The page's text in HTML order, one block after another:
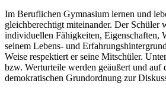
Im Beruflichen Gymnasium lernen und
gleichberechtigt miteinander. Der Schüler
individuellen Fähigkeiten, Eigenschaften,
seinem Lebens- und
Weise respektiert er seine Mitschüler.
bzw. Werturteile werden geäußert und auf
demokratischen Grundordnung zur